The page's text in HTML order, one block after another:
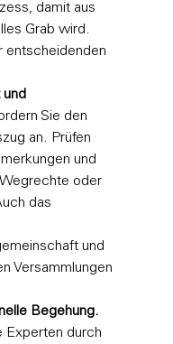
damit aus
Grab wird.
entscheidenden
und
Sie den
an. Prüfen
und
oder
das
und
Versammlungen
Begehung.
Experten durch